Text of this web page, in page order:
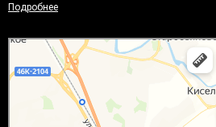
Подробнее